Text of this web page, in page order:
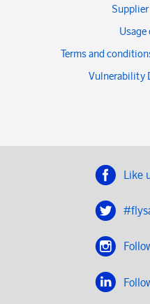
Terms and
Vulnerability
Like